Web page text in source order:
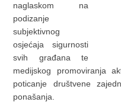
naglaskom na
podizanje
subjektivnog
osjećaja sigurnosti
svih građana te
medijskog promoviranja
poticanje društvene
ponašanja.